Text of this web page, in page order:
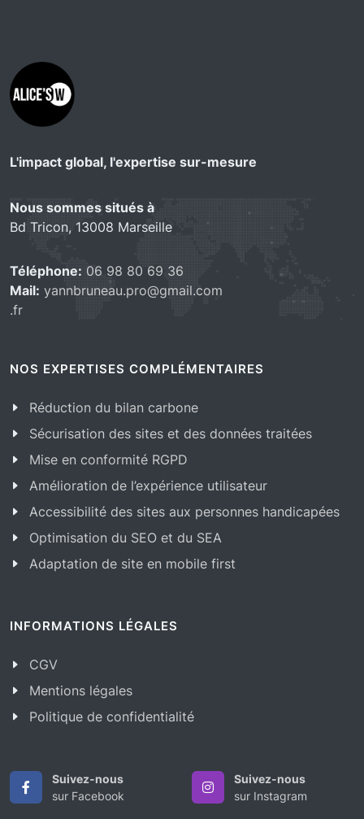
L'impact global, l'expertise sur-mesure
Nous sommes situés à
Bd Tricon, 13008 Marseille
Téléphone: 06 98 80 69 36
Mail: yannbruneau.pro@gmail.com
.fr
NOS EXPERTISES COMPLÉMENTAIRES
Réduction du bilan carbone
Sécurisation des sites et des données traitées
Mise en conformité RGPD
Amélioration de l’expérience utilisateur
Accessibilité des sites aux personnes handicapées
Optimisation du SEO et du SEA
Adaptation de site en mobile first
INFORMATIONS LÉGALES
CGV
Mentions légales
Politique de confidentialité
Suivez-nous
sur Facebook
Suivez-nous
sur Instagram